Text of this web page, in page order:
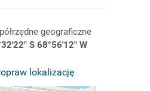
geograficzne
S 68°56'12" W
lokalizację